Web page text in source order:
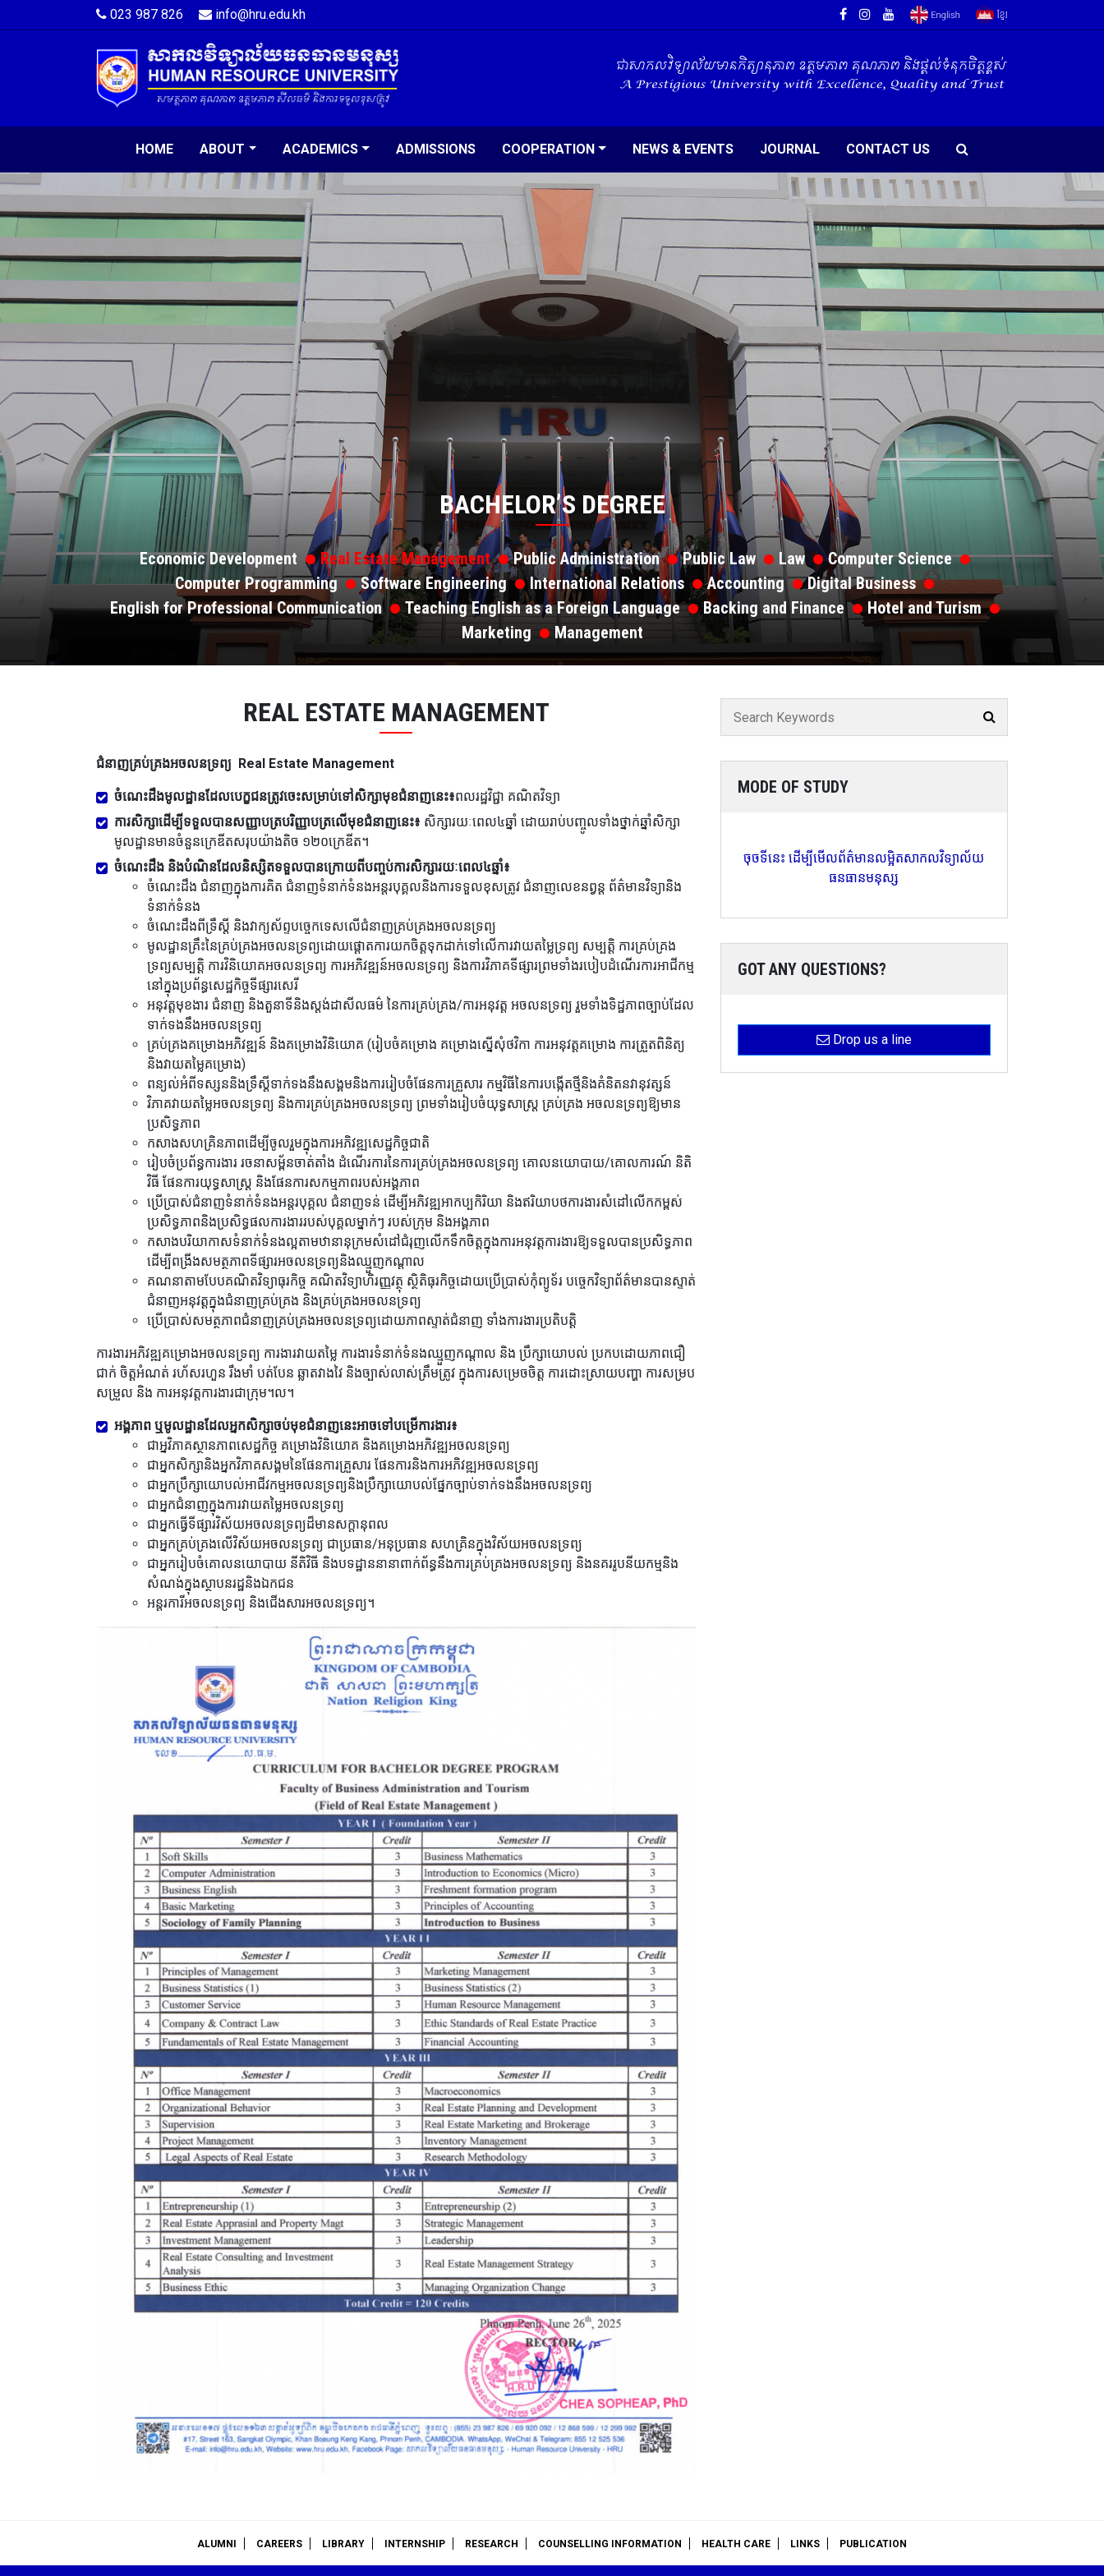
023 987 826 info@hru.edu.kh
HOME ABOUT ACADEMICS ADMISSIONS COOPERATION NEWS & EVENTS JOURNAL CONTACT US
BACHELOR’S DEGREE
Economic Development Real Estate Management Public Administration Public Law Law
Computer Science
Computer Programming
Software Engineering International Relations Accounting
Digital Business
English for Professional Communication
Teaching English as a Foreign Language Backing and Finance
Hotel and Turism
Marketing
Management
REAL ESTATE MANAGEMENT
ជំនាញគ្រប់គ្រងអចលនទ្រព្យ Real Estate Management
ចំណេះដឹងមូលដ្ឋានដែលបេក្ខជនត្រូវចេះសម្រាប់ទៅសិក្សាមុខជំនាញនេះ៖ពលរដ្ឋវិជ្ជា គណិតវិទ្យា
ការសិក្សាដើម្បីទទួលបានសញ្ញាបត្របរិញ្ញាបត្រលើមុខជំនាញនេះ៖ សិក្សារយៈពេល៤ឆ្នាំ ដោយរាប់បញ្ចូលទាំងថ្នាក់ឆ្នាំសិក្សា
មូលដ្ឋានមានចំនួនក្រេឌីតសរុបយ៉ាងតិច ១២០ក្រេឌីត។
ចំណេះដឹង និងបំណិនដែលនិស្សិតទទួលបានក្រោយពីបញ្ចប់ការសិក្សារយៈពេល៤ឆ្នាំ៖
ចំណេះដឹង ជំនាញក្នុងការគិត ជំនាញទំនាក់ទំនងអន្តរបុគ្គលនិងការទទួលខុសត្រូវ ជំនាញលេខនព្វន្ត ព័ត៌មានវិទ្យានិង
ទំនាក់ទំនង
ចំណេះដឹងពីទ្រឹស្តី និងវាក្យស័ព្ទបច្ចេកទេសលើជំនាញគ្រប់គ្រងអចលនទ្រព្យ
មូលដ្ឋានគ្រឹះនៃគ្រប់គ្រងអចលនទ្រព្យដោយផ្តោតការយកចិត្តទុកដាក់ទៅលើការវាយតម្លៃទ្រព្យ សម្បត្តិ ការគ្រប់គ្រង
ទ្រព្យសម្បត្តិ ការវិនិយោគអចលនទ្រព្យ ការអភិវឌ្ឍន៍អចលនទ្រព្យ និងការវិភាគទីផ្សារព្រមទាំងរបៀបដំណើរការអាជីកម្ម
នៅក្នុងប្រព័ន្ធសេដ្ឋកិច្ចទីផ្សារសេរី
អនុវត្តមុខងារ ជំនាញ និងតួនាទីនិងស្តង់ដាសីលធម៌ នៃការគ្រប់គ្រង/ការអនុវត្ត អចលនទ្រព្យ រួមទាំងទិដ្ឋភាពច្បាប់ដែល
ទាក់ទងនឹងអចលនទ្រព្យ
គ្រប់គ្រងគម្រោងអភិវឌ្ឍន៍ និងគម្រោងវិនិយោគ (រៀបចំគម្រោង គម្រោងស្នើសុំថវិកា ការអនុវត្តគម្រោង ការត្រួតពិនិត្យ
និងវាយតម្លៃគម្រោង)
ពន្យល់អំពីទស្សននិងទ្រឹស្តីទាក់ទងនឹងសង្គមនិងការរៀបចំផែនការគ្រួសារ កម្មវិធីនៃការបង្កើតថ្មីនិងគំនិតនវានុវត្សន៍
វិភាគវាយតម្លៃអចលនទ្រព្យ និងការគ្រប់គ្រងអចលនទ្រព្យ ព្រមទាំងរៀបចំយុទ្ធសាស្រ្ត គ្រប់គ្រង អចលនទ្រព្យឱ្យមាន
ប្រសិទ្ធភាព
កសាងសហគ្រិនភាពដើម្បីចូលរួមក្នុងការអភិវឌ្ឍសេដ្ឋកិច្ចជាតិ
រៀបចំប្រព័ន្ធការងារ រចនាសម្ព័នចាត់តាំង ដំណើរការនៃការគ្រប់គ្រងអចលនទ្រព្យ គោលនយោបាយ/គោលការណ៍ និតិ
វិធី ផែនការយុទ្ធសាស្រ្ត និងផែនការសកម្មភាពរបស់អង្គភាព
ប្រើប្រាស់ជំនាញទំនាក់ទំនងអន្តរបុគ្គល ជំនាញទន់ ដើម្បីអភិវឌ្ឍអាកប្បកិរិយា និងឥរិយាបថការងារសំដៅលើកកម្ពស់
ប្រសិទ្ធភាពនិងប្រសិទ្ធផលការងាររបស់បុគ្គលម្នាក់ៗ របស់ក្រុម និងអង្គភាព
កសាងបរិយាកាសទំនាក់ទំនងល្អតាមឋានានុក្រមសំដៅជំរុញលើកទឹកចិត្តក្នុងការអនុវត្តការងារឱ្យទទួលបានប្រសិទ្ធភាព
ដើម្បីពង្រីងសមត្ថភាពទីផ្សារអចលនទ្រព្យនិងឈ្មួញកណ្តាល
គណនាតាមបែបគណិតវិទ្យាធុរកិច្ច គណិតវិទ្យាហិរញ្ញវត្ថុ ស្ថិតិធុរកិច្ចដោយប្រើប្រាស់កុំព្យូទ័រ បច្ចេកវិទ្យាព័ត៌មានបានស្ទាត់
ជំនាញអនុវត្តក្នុងជំនាញគ្រប់គ្រង និងគ្រប់គ្រងអចលនទ្រព្យ
ប្រើប្រាស់សមត្ថភាពជំនាញគ្រប់គ្រងអចលនទ្រព្យដោយភាពស្ទាត់ជំនាញ ទាំងការងារប្រតិបត្តិ
ការងារអភិវឌ្ឍគម្រោងអចលនទ្រព្យ ការងារវាយតម្លៃ ការងារទំនាក់ទំនងឈ្មួញកណ្តាល និង ប្រឹក្សាយោបល់ ប្រកបដោយភាពជឿ
ជាក់ ចិត្តអំណត់ រហ័សរហួន រឹងមាំ បត់បែន ឆ្លាតវាងវៃ និងច្បាស់លាស់ត្រឹមត្រូវ ក្នុងការសម្រេចចិត្ត ការដោះស្រាយបញ្ហា ការសម្រប
សម្រួល និង ការអនុវត្តការងារជាក្រុម។ល។
អង្គភាព ឬមូលដ្ឋានដែលអ្នកសិក្សាចប់មុខជំនាញនេះអាចទៅបម្រើការងារ៖
ជាអ្នវិភាគស្ថានភាពសេដ្ឋកិច្ច គម្រោងវិនិយោគ និងគម្រោងអភិវឌ្ឍអចលនទ្រព្យ
ជាអ្នកសិក្សានិងអ្នកវិភាគសង្គមនៃផែនការគ្រួសារ ផែនការនិងការអភិវឌ្ឍអចលនទ្រព្យ
ជាអ្នកប្រឹក្សាយោបល់អាជីវកម្មអចលនទ្រព្យនិងប្រឹក្សាយោបល់ផ្នែកច្បាប់ទាក់ទងនឹងអចលនទ្រព្យ
ជាអ្នកជំនាញក្នុងការវាយតម្លៃអចលនទ្រព្យ
ជាអ្នកធ្វើទីផ្សារវិស័យអចលនទ្រព្យដ៏មានសក្តានុពល
ជាអ្នកគ្រប់គ្រងលើវិស័យអចលនទ្រព្យ ជាប្រធាន/អនុប្រធាន សហគ្រិនក្នុងវិស័យអចលនទ្រព្យ
ជាអ្នករៀបចំគោលនយោបាយ នីតិវិធី និងបទដ្ឋាននានាពាក់ព័ន្ធនឹងការគ្រប់គ្រងអចលនទ្រព្យ និងនគររូបនីយកម្មនិង
សំណង់ក្នុងស្ថាបនរដ្ឋនិងឯកជន
អន្តរការីអចលនទ្រព្យ និងជើងសារអចលនទ្រព្យ។
MODE OF STUDY
ចុចទីនេះ ដើម្បីមើលព័ត៌មានលម្អិតសាកលវិទ្យាល័យ
ធនធានមនុស្ស
GOT ANY QUESTIONS?
Drop us a line
ALUMNI CAREERS LIBRARY INTERNSHIP RESEARCH COUNSELLING INFORMATION HEALTH CARE LINKS PUBLICATION